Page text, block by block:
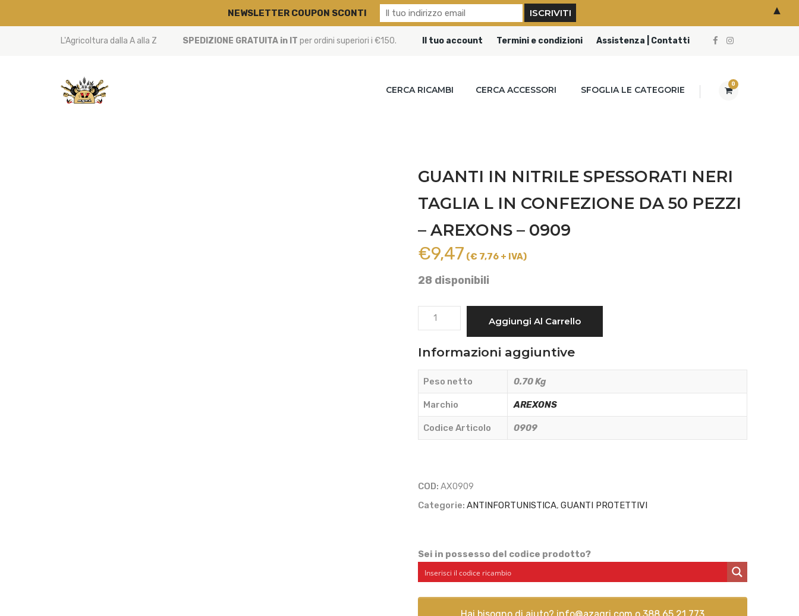
L'Agricoltura dalla A alla Z SPEDIZIONE GRATUITA in IT per ordini superiori i €150. Il tuo account Termini e condizioni Assistenza | Contatti
0
CERCA RICAMBI CERCA ACCESSORI SFOGLIA LE CATEGORIE
GUANTI IN NITRILE SPESSORATI NERI
TAGLIA L IN CONFEZIONE DA 50 PEZZI
– AREXONS – 0909
€9,47 (€ 7,76 + IVA)
28 disponibili
GUANTI
IN
SPESSORATI
NERI
TAGLIA
IN
CONFEZIONE
-
AREXONS
quantità
Aggiungi Al Carrello
Informazioni aggiuntive
Peso netto 0.70 Kg
Marchio AREXONS
Codice Articolo 0909
COD: AX0909
Categorie: ANTINFORTUNISTICA, GUANTI PROTETTIVI
Sei in possesso del codice prodotto?
NEWSLETTER COUPON SCONTI ▲